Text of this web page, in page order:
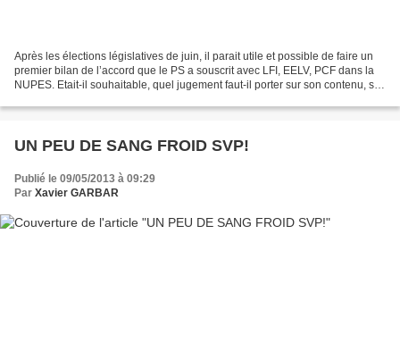
Après les élections législatives de juin, il parait utile et possible de faire un
premier bilan de l’accord que le PS a souscrit avec LFI, EELV, PCF dans la
NUPES. Etait-il souhaitable, quel jugement faut-il porter sur son contenu, sur
UN PEU DE SANG FROID SVP!
Publié le 09/05/2013 à 09:29
Par Xavier GARBAR